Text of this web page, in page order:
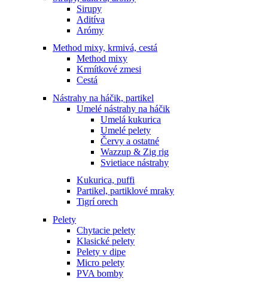
Sirupy
Aditíva
Arómy
Method mixy, krmivá, cestá
Method mixy
Krmítkové zmesi
Cestá
Nástrahy na háčik, partikel
Umelé nástrahy na háčik
Umelá kukurica
Umelé pelety
Červy a ostatné
Wazzup & Zig rig
Svietiace nástrahy
Kukurica, puffi
Partikel, partiklové mraky
Tigrí orech
Pelety
Chytacie pelety
Klasické pelety
Pelety v dipe
Micro pelety
PVA bomby